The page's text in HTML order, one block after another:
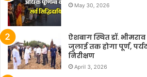
May 30, 2026
ऐशबाग स्थित डॉ.
जुलाई तक होगा पूर्ण,
निरीक्षण
April 3, 2026